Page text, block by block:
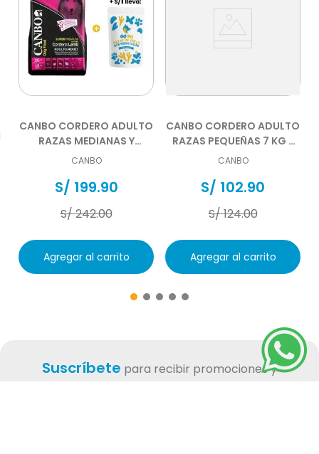
CANBO CORDERO ADULTO
RAZAS MEDIANAS Y
GRANDES 15 KG
CANBO
S/ 199.90
S/242.00
Agregar al carrito
CANBO CORDERO ADULTO
RAZAS PEQUEÑAS 7 KG -
DISPONIBLE DESDE EL
CANBO
S/ 102.90
S/124.00
Agregar al carrito
Suscríbete para recibir promociones y